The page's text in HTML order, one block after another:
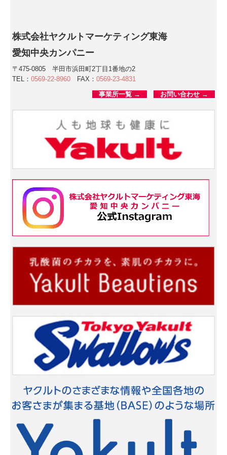
株式会社ヤクルトマーケティング東海
愛知中央カンパニー
〒475-0805 半田市浜田町2丁目1番地の2
TEL：0569-22-8960 FAX：0569-23-4831
事業所一覧 →
お問い合わせ →